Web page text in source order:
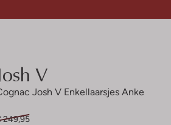
V
Josh V Enkellaarsjes Anke
249,95